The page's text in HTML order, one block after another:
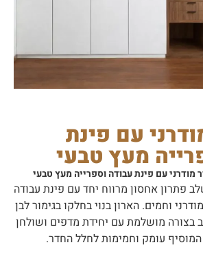
עם פינת
מעץ טבעי
מודרני עם פינת עבודה וספרייה מעץ טבעי
פתרון אחסון מרווח יחד עם פינת עבודה
וחמים. הארון בנוי בחלקו בגימור לבן
בצורה מושלמת עם יחידת מדפים ושולחן
המוסיף עומק וחמימות לחלל החדר.